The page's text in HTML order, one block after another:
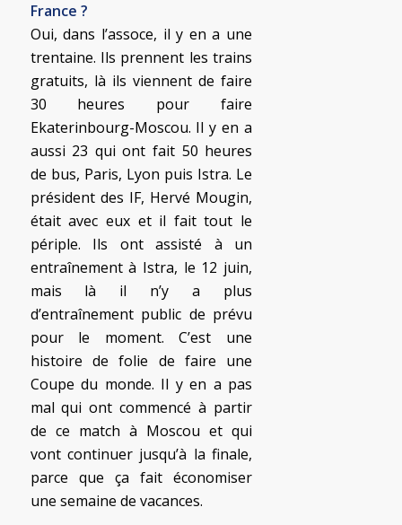
France ?
Oui, dans l’assoce, il y en a une
trentaine. Ils prennent les trains
gratuits, là ils viennent de faire
30 heures pour faire
Ekaterinbourg-Moscou. Il y en a
aussi 23 qui ont fait 50 heures
de bus, Paris, Lyon puis Istra. Le
président des IF, Hervé Mougin,
était avec eux et il fait tout le
périple. Ils ont assisté à un
entraînement à Istra, le 12 juin,
mais là il n’y a plus
d’entraînement public de prévu
pour le moment. C’est une
histoire de folie de faire une
Coupe du monde. Il y en a pas
mal qui ont commencé à partir
de ce match à Moscou et qui
vont continuer jusqu’à la finale,
parce que ça fait économiser
une semaine de vacances.